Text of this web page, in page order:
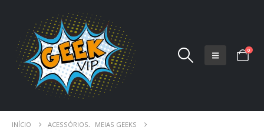
0
INÍCIO ACESSÓRIOS,
MEIAS GEEKS